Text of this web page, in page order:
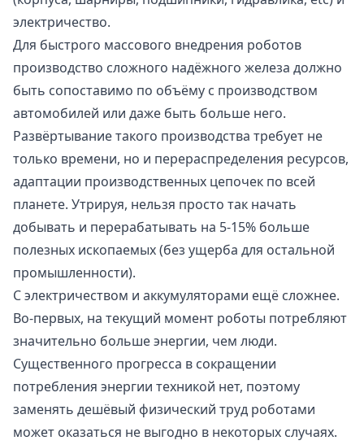
электричество.
Для быстрого массового внедрения роботов
производство сложного надёжного железа должно
быть сопоставимо по объёму с производством
автомобилей или даже быть больше него.
Развёртывание такого производства требует не
только времени, но и перераспределения ресурсов,
адаптации производственных цепочек по всей
планете. Утрируя, нельзя просто так начать
добывать и перерабатывать на 5-15% больше
полезных ископаемых (без ущерба для остальной
промышленности).
С электричеством и аккумуляторами ещё сложнее.
Во-первых, на текущий момент роботы потребляют
значительно больше энергии, чем люди.
Существенного прогресса в сокращении
потребления энергии техникой нет, поэтому
заменять дешёвый физический труд роботами
может оказаться не выгодно в некоторых случаях.